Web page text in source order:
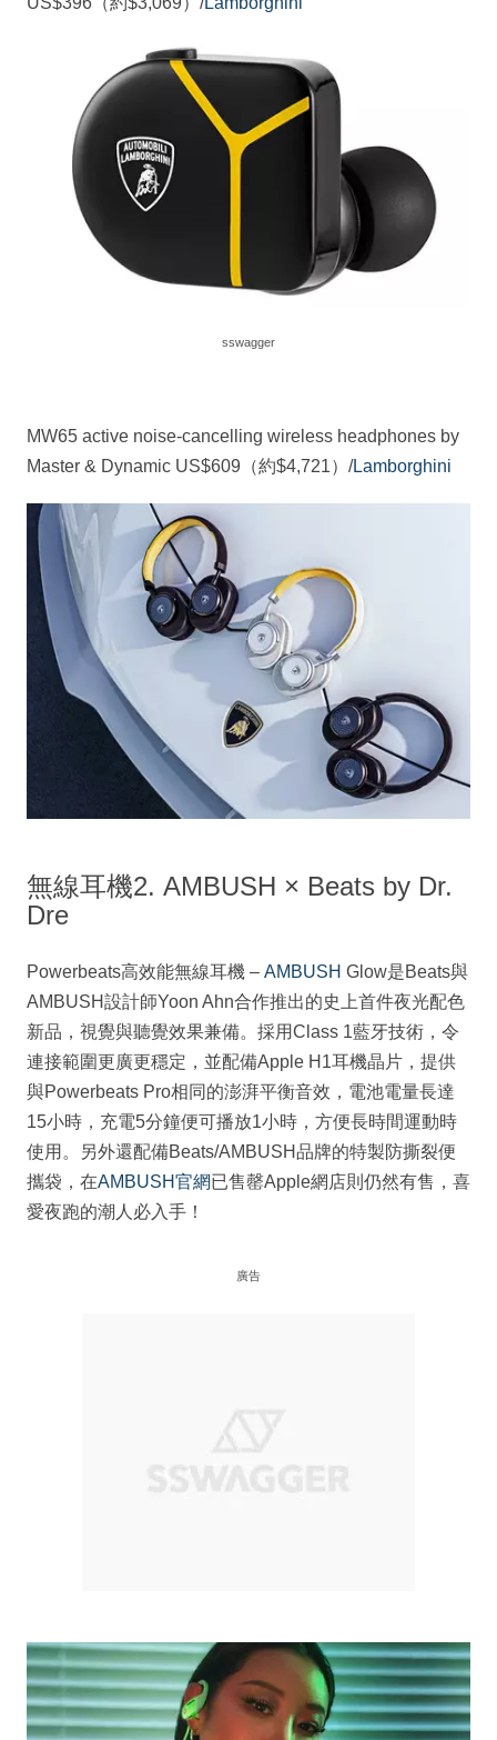
sswagger
MW65 active noise-cancelling wireless headphones by
Master & Dynamic US$609（約$4,721）/Lamborghini
無線耳機2. AMBUSH × Beats by Dr.
Dre
Powerbeats高效能無線耳機 – AMBUSH Glow是Beats與
AMBUSH設計師Yoon Ahn合作推出的史上首件夜光配色
新品，視覺與聽覺效果兼備。採用Class 1藍牙技術，令
連接範圍更廣更穩定，並配備Apple H1耳機晶片，提供
與Powerbeats Pro相同的澎湃平衡音效，電池電量長達
15小時，充電5分鐘便可播放1小時，方便長時間運動時
使用。另外還配備Beats/AMBUSH品牌的特製防撕裂便
攜袋，在AMBUSH官網已售罄Apple網店則仍然有售，喜
愛夜跑的潮人必入手！
廣告